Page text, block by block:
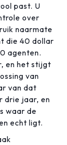
past. U
over
naarmate
die 40 dollar
agenten.
en het stijgt
van
van dat
drie jaar, en
waar de
echt ligt.